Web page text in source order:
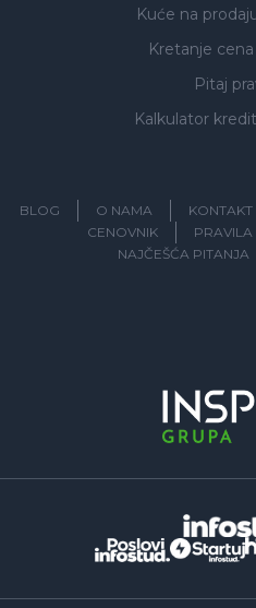
Kuće na
Kretanje
Pitaj
Kalkulator
BLOG O NAMA KONTAKT
CENOVNIK
PRAVILA
NAJČEŠĆA PITANJA